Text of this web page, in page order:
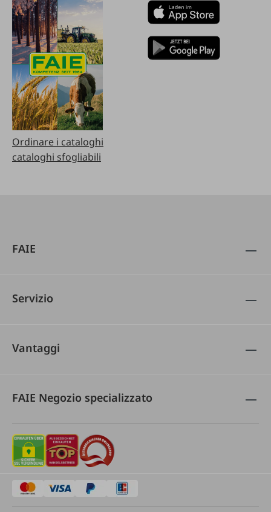
Ordinare i cataloghi
cataloghi sfogliabili
FAIE
Servizio
Vantaggi
FAIE Negozio specializzato